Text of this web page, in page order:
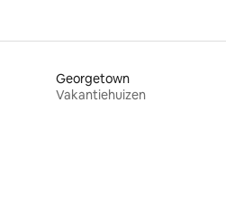
Georgetown
Vakantiehuizen